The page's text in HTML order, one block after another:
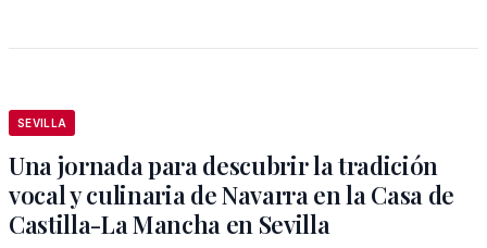
SEVILLA
Una jornada para descubrir la tradición
vocal y culinaria de Navarra en la Casa de
Castilla-La Mancha en Sevilla